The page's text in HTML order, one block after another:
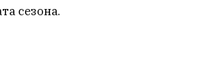
сезона.